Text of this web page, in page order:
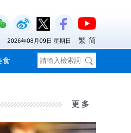
食
2026年08月09日 星期日 繁 简
更 多